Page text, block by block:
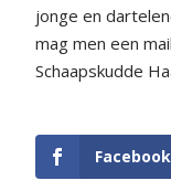
jonge en
mag men een
Schaapskudde
Facebook